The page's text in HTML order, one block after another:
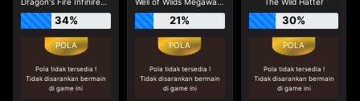
Dragon's Fire Infinireels
34%
Pola tidak tersedia !
Tidak disarankan bermain
di game ini
Well of Wilds Megaways
21%
Pola tidak tersedia !
Tidak disarankan bermain
di game ini
The Wild Hatter
30%
Pola tidak tersedia !
Tidak disarankan bermain
di game ini